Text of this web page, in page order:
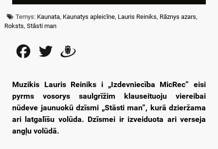
Temys: Kaunata, Kaunatys apleicīne, Lauris Reiniks, Rāznys azars,
Roksts, Stāsti man
FacebookTwitter
Muzikis Lauris Reiniks i „Izdevniecība MicRec” eisi
pyrms vosorys saulgrīžim klauseituoju viereibai
nūdeve jaunuokū dzīsmi „Stāsti man”, kurā dzieržama
ari latgalīšu volūda. Dzīsmei ir izveiduota ari verseja
angļu volūdā.